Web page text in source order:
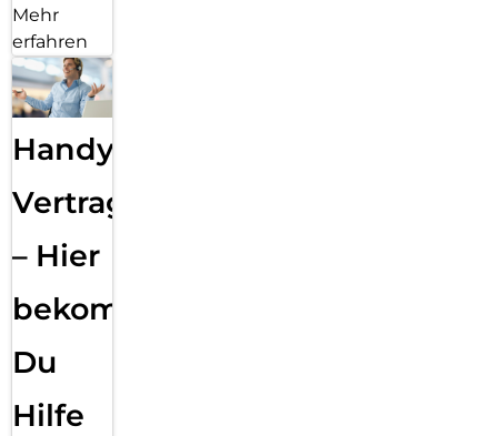
Mehr
erfahren
Handy
Vertragsabwicklung
– Hier
bekommst
Du
Hilfe